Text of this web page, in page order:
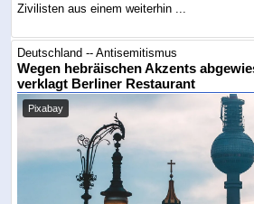
Zivilisten aus einem weiterhin ...
Deutschland -- Antisemitismus
Wegen hebräischen Akzents
verklagt Berliner Restaurant
Pixabay